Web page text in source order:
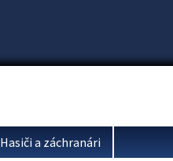
Hasiči a záchranári